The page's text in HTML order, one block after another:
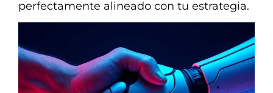
perfectamente alineado con tu estrategia.